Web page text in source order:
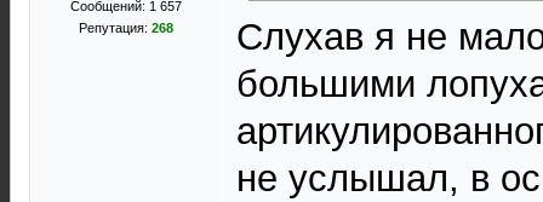
Сообщений: 1 657
Репутация: 268
Слухав я не
большими
не услышал, в